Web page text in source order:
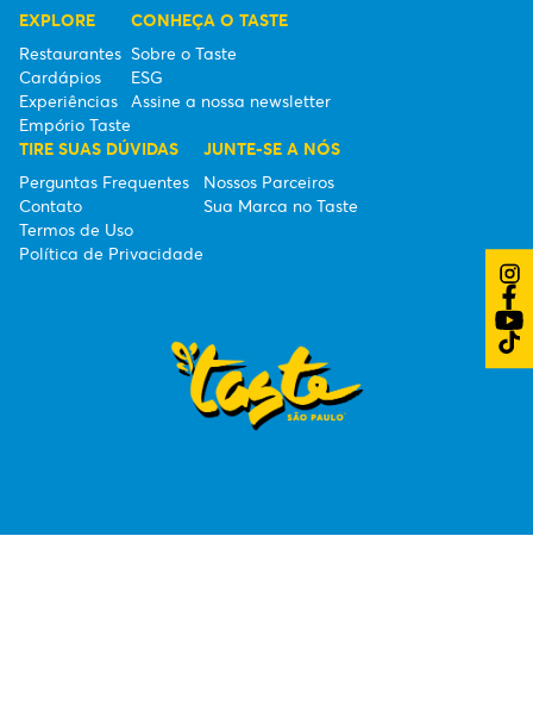
ESG
SEBRAE
ASSINE A NOSSA NEWSLETTER
EXPLORE
Restaurantes
Cardápios
Experiências
Empório Taste
CONHEÇA O TASTE
Sobre o Taste
ESG
Assine a nossa newsletter
TIRE SUAS DÚVIDAS
Perguntas Frequentes
Contato
Termos de Uso
Política de Privacidade
JUNTE-SE A NÓS
Nossos Parceiros
Sua Marca no Taste